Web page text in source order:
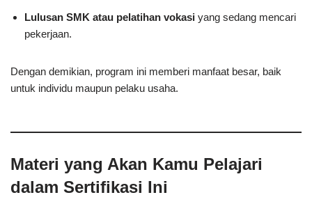
Lulusan SMK atau pelatihan vokasi yang sedang mencari
pekerjaan.
Dengan demikian, program ini memberi manfaat besar, baik
untuk individu maupun pelaku usaha.
Materi yang Akan Kamu Pelajari
dalam Sertifikasi Ini